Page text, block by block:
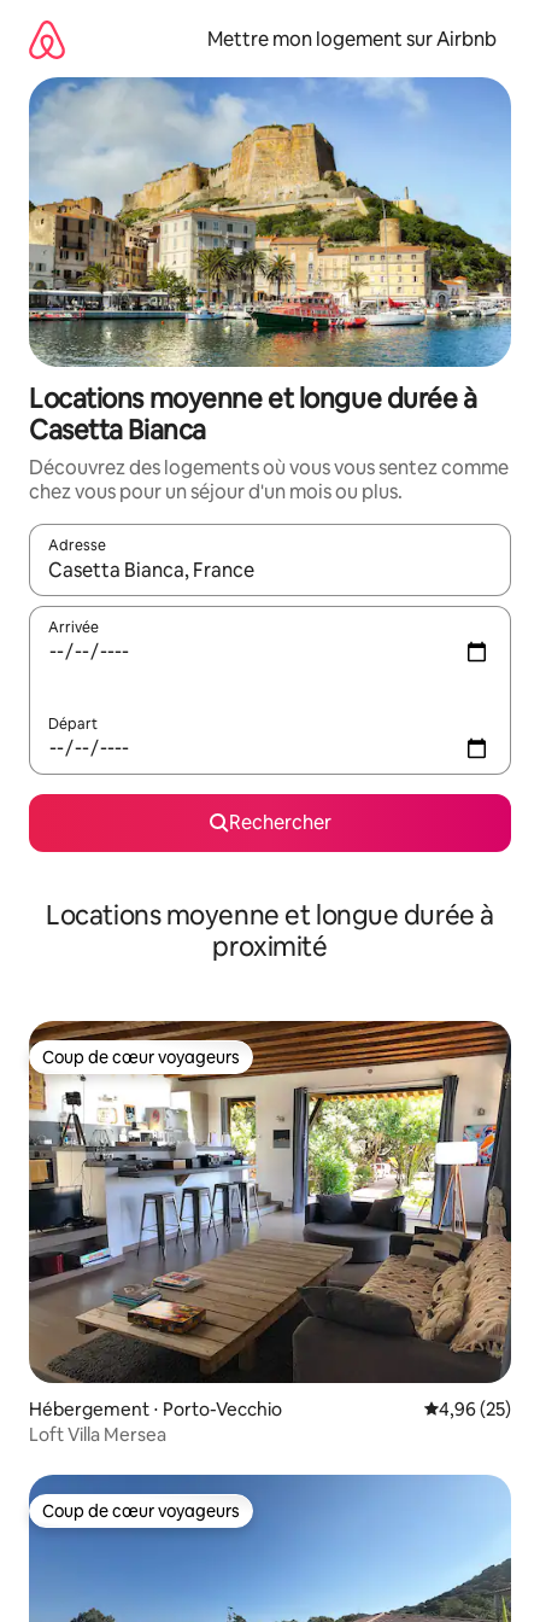
directement
contenu
Mettre mon logement sur Airbnb
Locations moyenne et longue durée à
Casetta Bianca
Découvrez des logements où vous vous sentez comme
chez vous pour un séjour d'un mois ou plus.
Adresse
Lorsque les résultats s'affichent, utilisez les flèches vers le
Arrivée
Départ
Rechercher
Locations moyenne et longue durée à
proximité
Coup de cœur voyageurs
Coup de cœur voyageurs
Hébergement ⋅ Porto-Vecchio Évaluation
4,96 (25)
Loft Villa Mersea
Coup de cœur voyageurs
Coup de cœur voyageurs